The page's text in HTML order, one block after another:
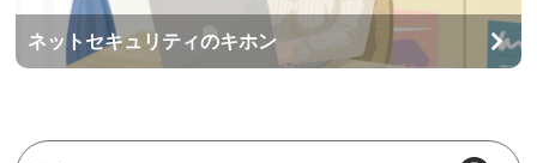
ネットセキュリティのキホン